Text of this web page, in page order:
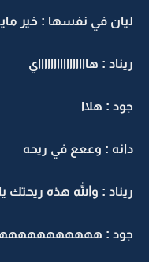
ليان في نفسها : خير
ريناد : هااااااااااااااااي
جود : هلاا
دانه : وععع في ريحه
ريناد : والله هذه ريحتك
جود :